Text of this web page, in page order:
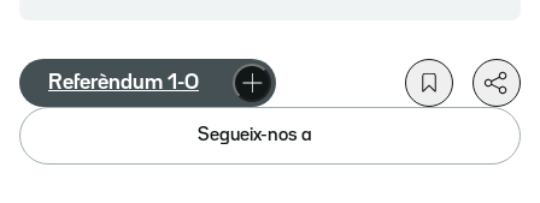
Referèndum 1-O
Segueix-nos a